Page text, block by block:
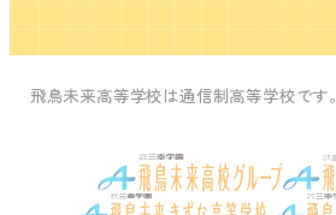
飛鳥未来高等学校は通信制高等学校です。